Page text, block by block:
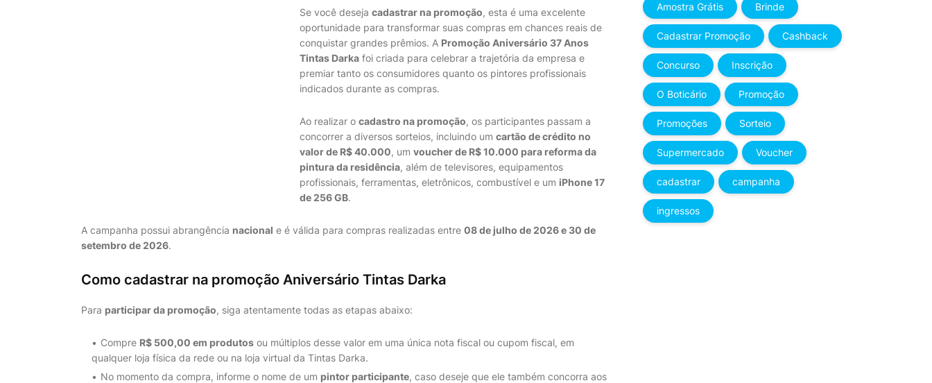
Se você deseja cadastrar na promoção, esta é uma excelente
oportunidade para transformar suas compras em chances reais de
conquistar grandes prêmios. A Promoção Aniversário 37 Anos
Tintas Darka foi criada para celebrar a trajetória da empresa e
premiar tanto os consumidores quanto os pintores profissionais
indicados durante as compras.
Ao realizar o cadastro na promoção, os participantes passam a
concorrer a diversos sorteios, incluindo um cartão de crédito no
valor de R$ 40.000, um voucher de R$ 10.000 para reforma da
pintura da residência, além de televisores, equipamentos
profissionais, ferramentas, eletrônicos, combustível e um iPhone 17
de 256 GB.
A campanha possui abrangência nacional e é válida para compras realizadas entre 08 de julho de 2026 e 30 de
setembro de 2026.
Como cadastrar na promoção Aniversário Tintas Darka
Para participar da promoção, siga atentamente todas as etapas abaixo:
Compre R$ 500,00 em produtos ou múltiplos desse valor em uma única nota fiscal ou cupom fiscal, em
qualquer loja física da rede ou na loja virtual da Tintas Darka.
No momento da compra, informe o nome de um pintor participante, caso deseje que ele também concorra aos
Amostra Grátis Brinde
Cadastrar Promoção Cashback
Concurso Inscrição
O Boticário Promoção
Promoções Sorteio
Supermercado Voucher
cadastrar campanha
ingressos